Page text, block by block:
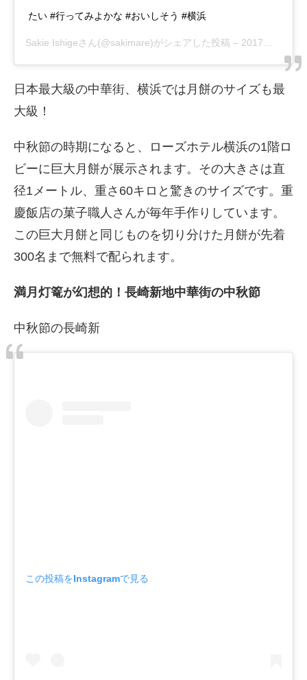
たい #行ってみよかな #おいしそう #横浜
Sakie Ishigeさん(@sakimare)がシェアした投稿 – 2017年 9月月22日午前9時04分PDT
日本最大級の中華街、横浜では月餅のサイズも最
大級！
中秋節の時期になると、ローズホテル横浜の1階ロ
ビーに巨大月餅が展示されます。その大きさは直
径1メートル、重さ60キロと驚きのサイズです。重
慶飯店の菓子職人さんが毎年手作りしています。
この巨大月餅と同じものを切り分けた月餅が先着
300名まで無料で配られます。
満月灯篭が幻想的！長崎新地中華街の中秋節
中秋節の長崎新
この投稿をInstagramで見る